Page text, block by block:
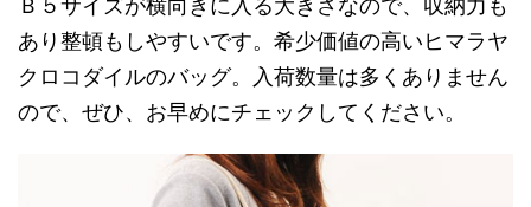
あり整頓もしやすいです。希少価値の高いヒマラヤ
クロコダイルのバッグ。入荷数量は多くありません
ので、ぜひ、お早めにチェックしてください。